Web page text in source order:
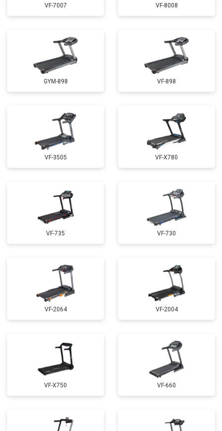
VF-7007 VF-8008
GYM-898 VF-898
VF-3505 VF-X780
VF-735 VF-730
VF-2064 VF-2004
VF-X750 VF-660